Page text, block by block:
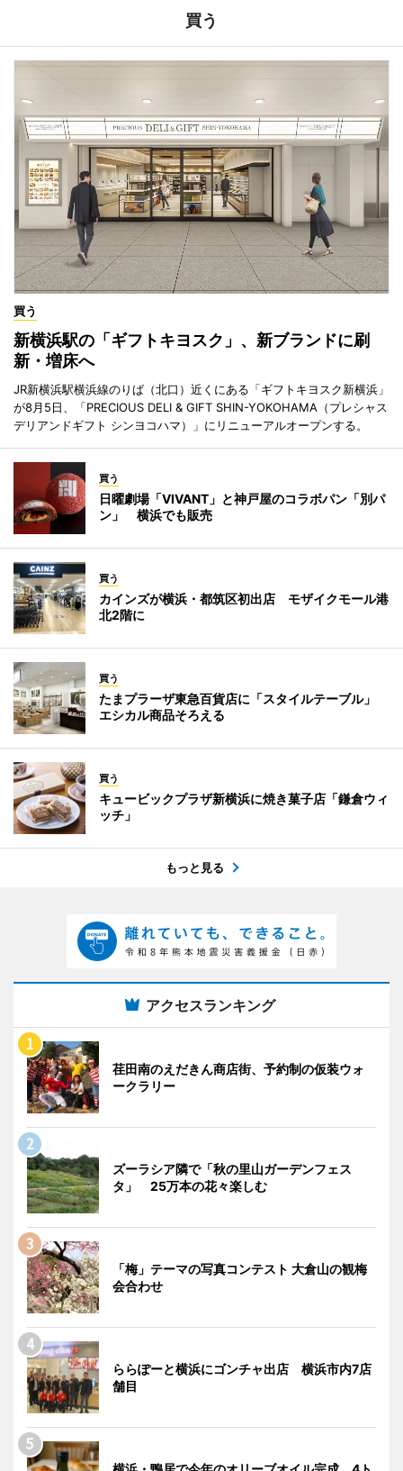
買う
買う
新横浜駅の「ギフトキヨスク」、新ブランドに刷
新・増床へ
JR新横浜駅横浜線のりば（北口）近くにある「ギフトキヨスク新横浜」
が8月5日、「PRECIOUS DELI & GIFT SHIN-YOKOHAMA（プレシャス
デリアンドギフト シンヨコハマ）」にリニューアルオープンする。
買う
日曜劇場「VIVANT」と神戸屋のコラボパン「別パ
ン」 横浜でも販売
買う
カインズが横浜・都筑区初出店 モザイクモール港
北2階に
買う
たまプラーザ東急百貨店に「スタイルテーブル」
エシカル商品そろえる
買う
キュービックプラザ新横浜に焼き菓子店「鎌倉ウィ
ッチ」
もっと見る
アクセスランキング
荏田南のえだきん商店街、予約制の仮装ウォ
ークラリー
ズーラシア隣で「秋の里山ガーデンフェス
タ」 25万本の花々楽しむ
「梅」テーマの写真コンテスト 大倉山の観梅
会合わせ
ららぽーと横浜にゴンチャ出店 横浜市内7店
舗目